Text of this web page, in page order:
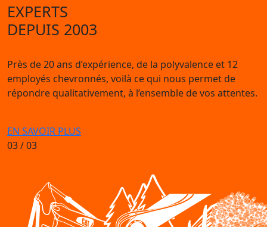
EXPERTS
DEPUIS 2003
Près de 20 ans d’expérience, de la polyvalence et 12
employés chevronnés, voilà ce qui nous permet de
répondre qualitativement, à l’ensemble de vos attentes.
EN SAVOIR PLUS
03/ 03